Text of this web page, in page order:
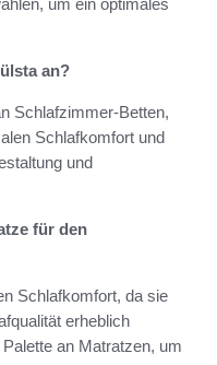
an?
Schlafzimmer-Betten,
Schlafkomfort und
und
für den
Schlafkomfort, da sie
erheblich
an Matratzen, um